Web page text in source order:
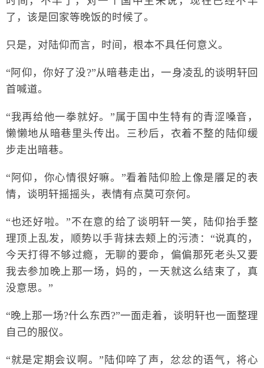
了，该是回家等晚饭的时候了。
只是，对陆仰而言，时间，根本不具任何意义。
“阿仰，你好了没?”从暗巷走出，一身凌乱的谈明轩回
首喊道。
“我再给他一拳就好。”属于国中生特有的青涩嗓音，
懒懒地从暗巷里头传出。三秒后，衣着不整的陆仰缓
步走出暗巷。
“阿仰，你心情很好嘛。”看着陆仰脸上像是餍足的表
情，谈明轩摇摇头，表情有点莫可奈何。
“也还好啦。”不在意的给了谈明轩一笑，陆仰抬手整
理顶上乱发，顺势以手背抹去颊上的污渍：“说真的，
今天打得不够过瘾，无聊的要命，偏偏那死老头又要
我去参加晚上那一场，妈的，一天就这么结束了，真
没意思。”
“晚上那一场?什么东西?”一面走着，谈明轩也一面整理
自己的服仪。
“就是定期会议啊。”陆仰啐了声，忿忿的语气，将心